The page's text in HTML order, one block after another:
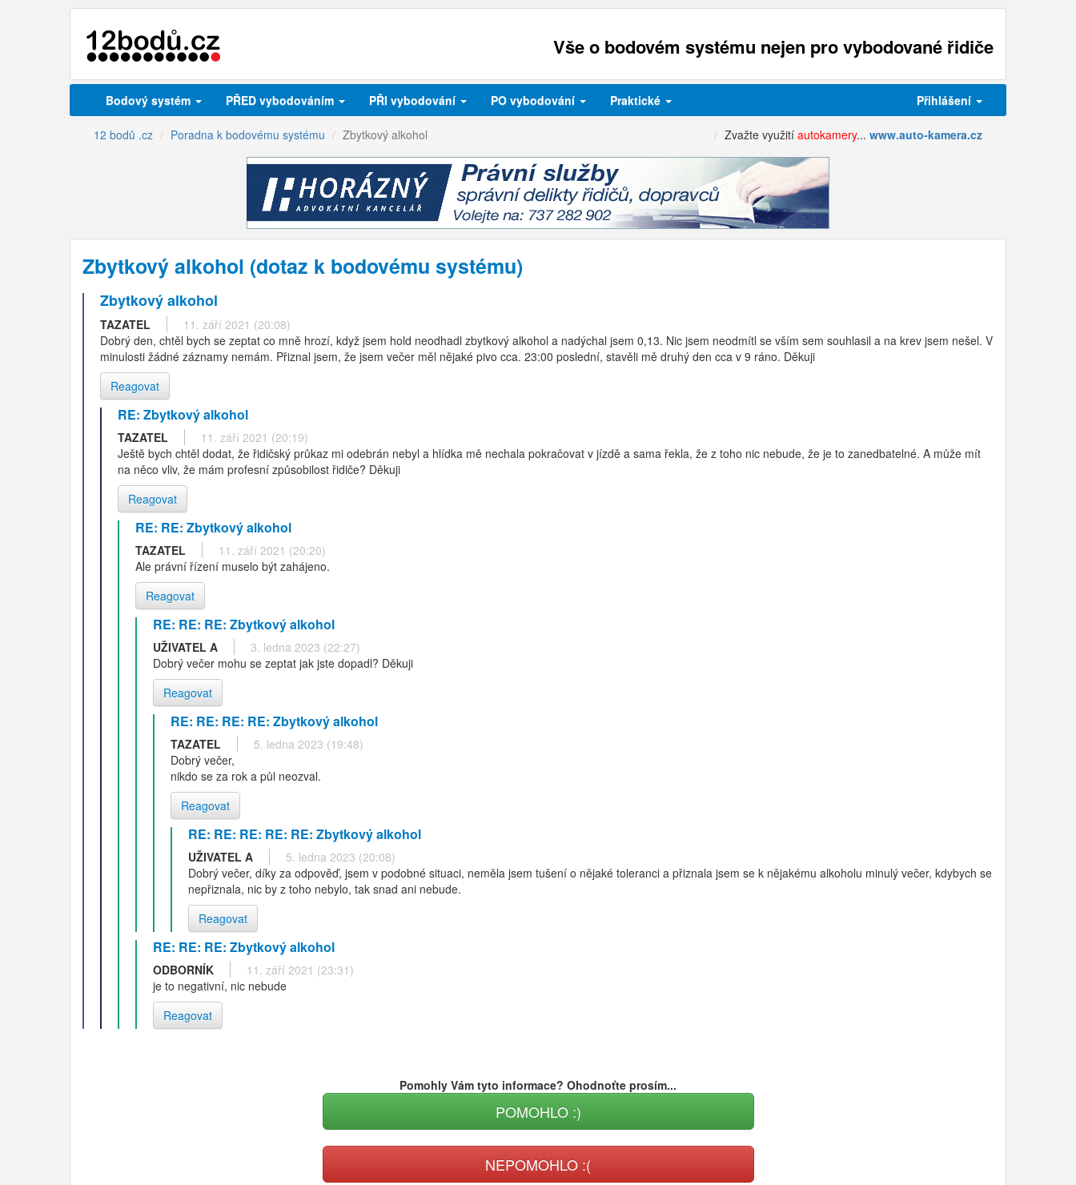
Vše o bodovém systému nejen pro vybodované řidiče
Bodový systém PŘED vybodováním PŘI vybodování PO vybodování Praktické Přihlášení
12 bodů .cz Poradna k bodovému systému Zbytkový alkohol Zvažte využití autokamery... www.auto-kamera.cz
Zbytkový alkohol (dotaz k bodovému systému)
Zbytkový alkohol
TAZATEL
11. září 2021 (20:08)
Dobrý den, chtěl bych se zeptat co mně hrozí, když jsem hold neodhadl zbytkový alkohol a nadýchal jsem 0,13. Nic jsem neodmítl se vším sem souhlasil a na krev jsem nešel. V
minulosti žádné záznamy nemám. Přiznal jsem, že jsem večer měl nějaké pivo cca. 23:00 poslední, stavěli mě druhý den cca v 9 ráno. Děkuji
Reagovat
RE: Zbytkový alkohol
TAZATEL
11. září 2021 (20:19)
Ještě bych chtěl dodat, že řidičský průkaz mi odebrán nebyl a hlídka mě nechala pokračovat v jízdě a sama řekla, že z toho nic nebude, že je to zanedbatelné. A může mít
na něco vliv, že mám profesní způsobilost řidiče? Děkuji
Reagovat
RE: RE: Zbytkový alkohol
TAZATEL
11. září 2021 (20:20)
Ale právní řízení muselo být zahájeno.
Reagovat
RE: RE: RE: Zbytkový alkohol
UŽIVATEL A
3. ledna 2023 (22:27)
Dobrý večer mohu se zeptat jak jste dopadl? Děkuji
Reagovat
RE: RE: RE: RE: Zbytkový alkohol
TAZATEL
5. ledna 2023 (19:48)
Dobrý večer,
nikdo se za rok a půl neozval.
Reagovat
RE: RE: RE: RE: RE: Zbytkový alkohol
UŽIVATEL A
5. ledna 2023 (20:08)
Dobrý večer, díky za odpověď, jsem v podobné situaci, neměla jsem tušení o nějaké toleranci a přiznala jsem se k nějakému alkoholu minulý večer, kdybych se
nepřiznala, nic by z toho nebylo, tak snad ani nebude.
Reagovat
RE: RE: RE: Zbytkový alkohol
ODBORNÍK
11. září 2021 (23:31)
je to negativní, nic nebude
Reagovat
Pomohly Vám tyto informace? Ohodnoťte prosím...
POMOHLO :)
NEPOMOHLO :(